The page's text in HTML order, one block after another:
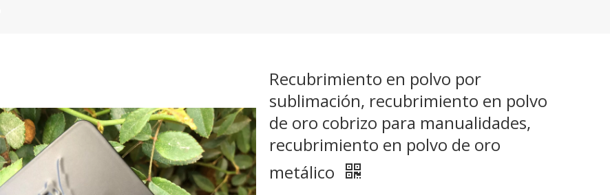
Recubrimiento en polvo por
sublimación, recubrimiento en polvo
de oro cobrizo para manualidades,
recubrimiento en polvo de oro
metálico